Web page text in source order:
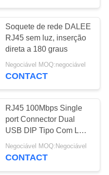
Soquete de rede DALEE
RJ45 sem luz, inserção
direta a 180 graus
Negociável MOQ:negociável
CONTACT
RJ45 100Mbps Single
port Connector Dual
USB DIP Tipo Com Luz
LED
Negociável MOQ:Negociável
CONTACT